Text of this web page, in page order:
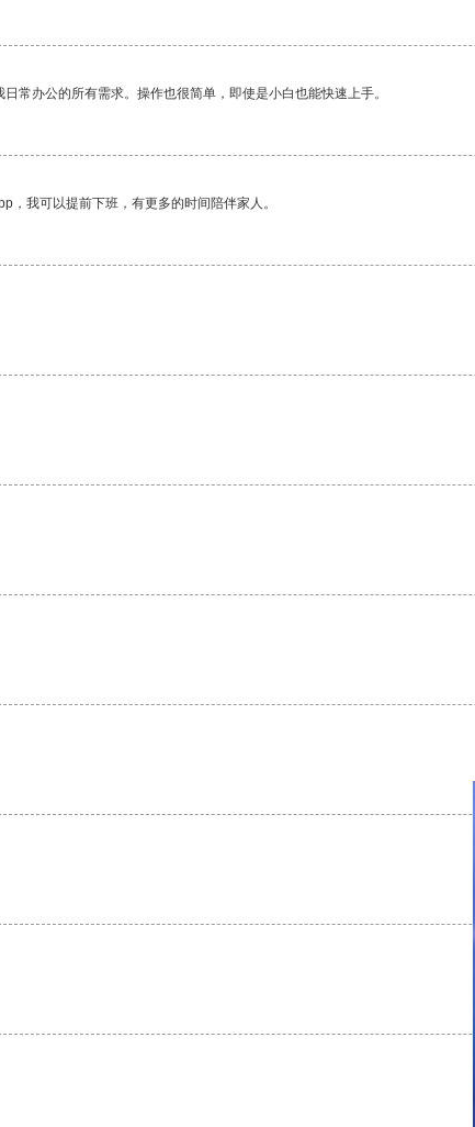
常办公的所有需求。操作也很简单，即使是小白也能快速上手。
我可以提前下班，有更多的时间陪伴家人。